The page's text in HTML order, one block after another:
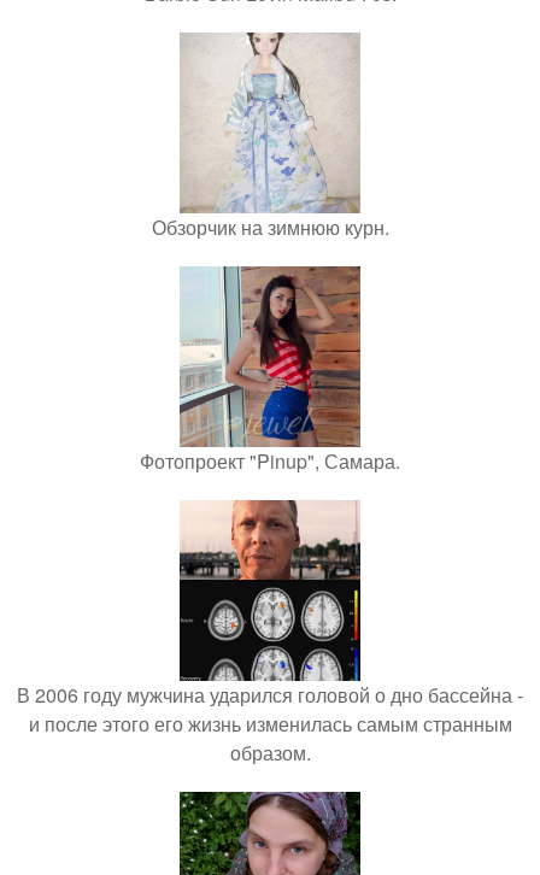
Обзорчик на зимнюю курн.
Фотопроект "Pinup", Самара.
В 2006 году мужчина ударился головой о дно бассейна -
и после этого его жизнь изменилась самым странным
образом.